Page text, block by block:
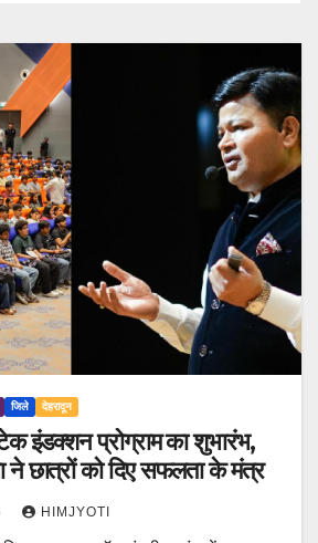
जिले देहरादून
इंडक्शन प्रोग्राम का शुभारंभ,
छात्रों को दिए सफलता के मंत्र
HIMJYOTI